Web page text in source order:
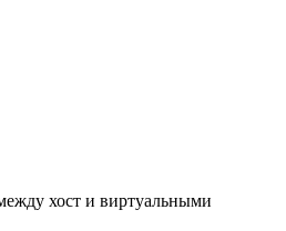
хост и виртуальными